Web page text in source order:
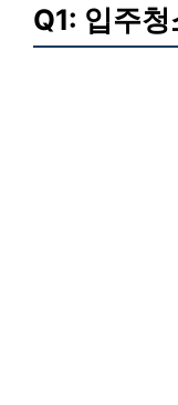
Q1: 입주